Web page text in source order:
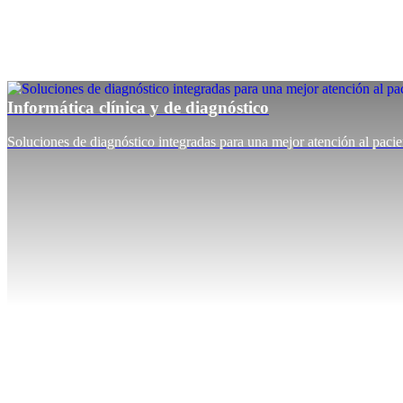
Informática clínica y de diagnóstico
Soluciones de diagnóstico integradas para una mejor atención al